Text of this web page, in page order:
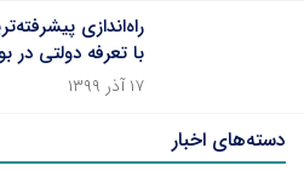
راه‌اندازی
با تعرفه دولتی در
۱۷ آذر ۱۳۹۹
دسته‌های اخبار